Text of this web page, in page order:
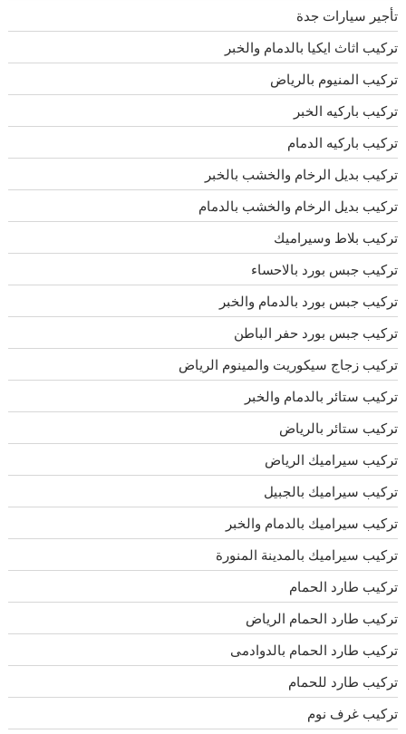
تأجير سيارات جدة
تركيب اثاث ايكيا بالدمام والخبر
تركيب المنيوم بالرياض
تركيب باركيه الخبر
تركيب باركيه الدمام
تركيب بديل الرخام والخشب بالخبر
تركيب بديل الرخام والخشب بالدمام
تركيب بلاط وسيراميك
تركيب جبس بورد بالاحساء
تركيب جبس بورد بالدمام والخبر
تركيب جبس بورد حفر الباطن
تركيب زجاج سيكوريت والمينوم الرياض
تركيب ستائر بالدمام والخبر
تركيب ستائر بالرياض
تركيب سيراميك الرياض
تركيب سيراميك بالجبيل
تركيب سيراميك بالدمام والخبر
تركيب سيراميك بالمدينة المنورة
تركيب طارد الحمام
تركيب طارد الحمام الرياض
تركيب طارد الحمام بالدوادمى
تركيب طارد للحمام
تركيب غرف نوم